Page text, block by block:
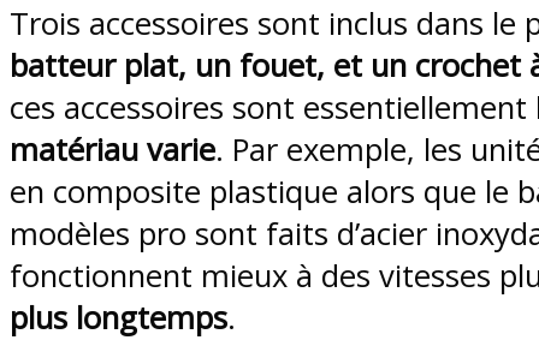
Trois accessoires sont inclus dans
batteur plat, un fouet, et un crochet
ces accessoires sont
matériau varie. Par exemple, les
en composite plastique alors que le
modèles pro sont faits d’acier
fonctionnent mieux à des vitesses
plus longtemps.